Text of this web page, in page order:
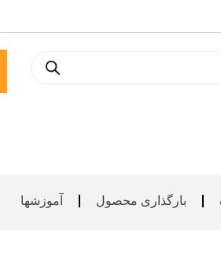
بارگذاری محصول آموزشها